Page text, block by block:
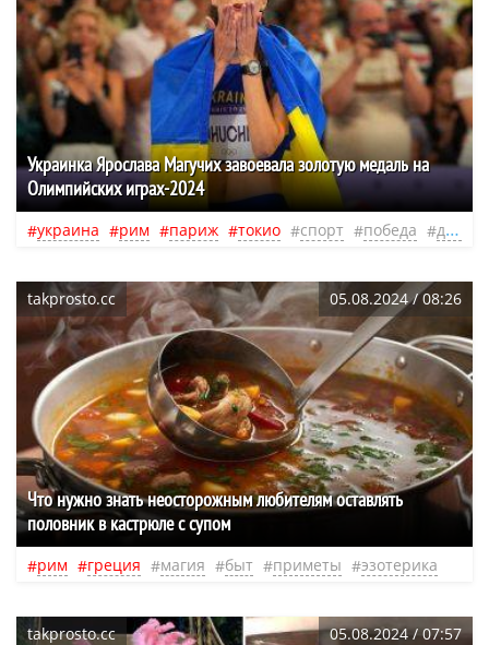
Украинка Ярослава Магучих завоевала золотую медаль на
Олимпийских играх-2024
украина рим париж токио спорт победа достижения
takprosto.cc 05.08.2024 / 08:26
Что нужно знать неосторожным любителям оставлять
половник в кастрюле с супом
рим греция магия быт приметы эзотерика
takprosto.cc 05.08.2024 / 07:57